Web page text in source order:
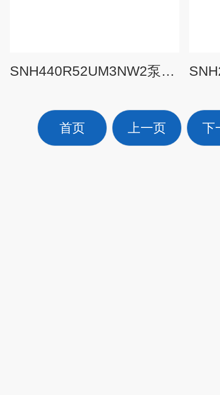
SNH440R52UM3NW2泵三螺杆泵
首页 上一页 下